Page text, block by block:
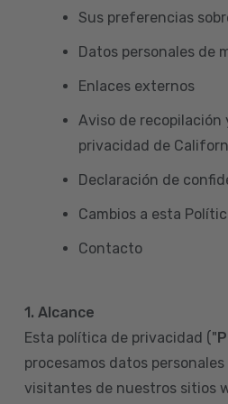
Sus preferencias
Datos personales de
Enlaces externos
Aviso de recopilación
privacidad de
Declaración de
Cambios a esta
Contacto
1. Alcance
Esta política de privacidad ("
procesamos datos
visitantes de nuestros sitios